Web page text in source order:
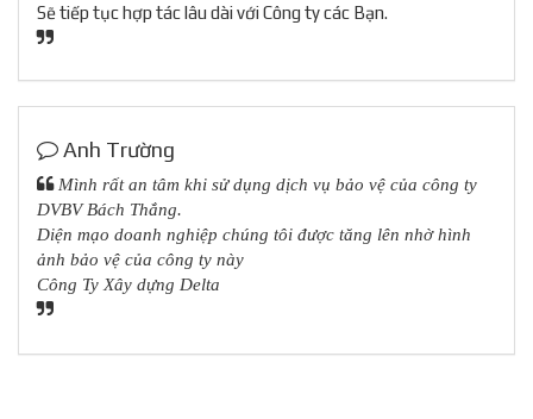
Sẽ tiếp tục hợp tác lâu dài với Công ty các Bạn.
Anh Trường
Mình rất an tâm khi sử dụng dịch vụ bảo vệ của công ty
DVBV Bách Thắng.
Diện mạo doanh nghiệp chúng tôi được tăng lên nhờ hình
ảnh bảo vệ của công ty này
Công Ty Xây dựng Delta